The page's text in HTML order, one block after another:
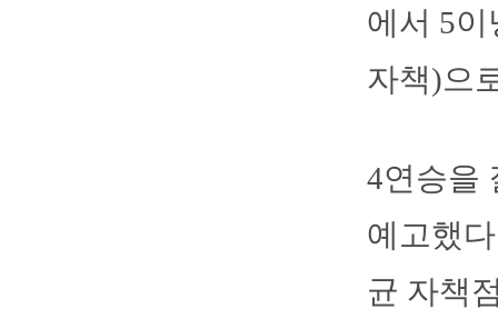
에서 5
자책)으
4연승을
예고했
균 자책